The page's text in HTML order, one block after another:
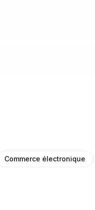
Commerce électronique